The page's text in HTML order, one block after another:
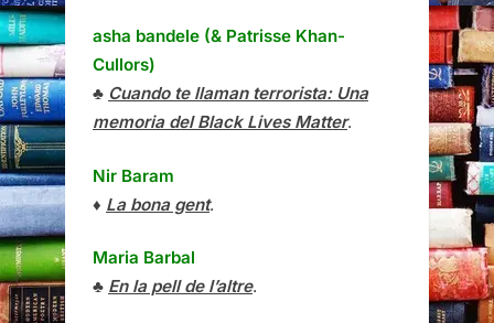
asha bandele (& Patrisse Khan-
Cullors)
♣ Cuando te llaman terrorista: Una
memoria del Black Lives Matter.
Nir Baram
♦ La bona gent.
Maria Barbal
♣ En la pell de l’altre.